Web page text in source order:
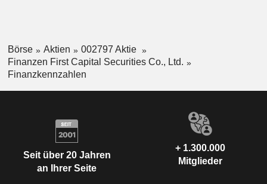
Börse Aktien
002797 Aktie
Finanzen First Capital Securities Co., Ltd.
Finanzkennzahlen
Seit über 20 Jahren
an Ihrer Seite
+ 1.300.000
Mitglieder